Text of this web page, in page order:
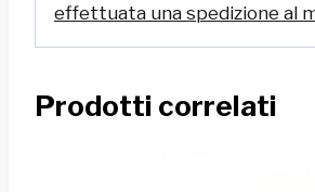
effettuata una spedizione al
Prodotti correlati